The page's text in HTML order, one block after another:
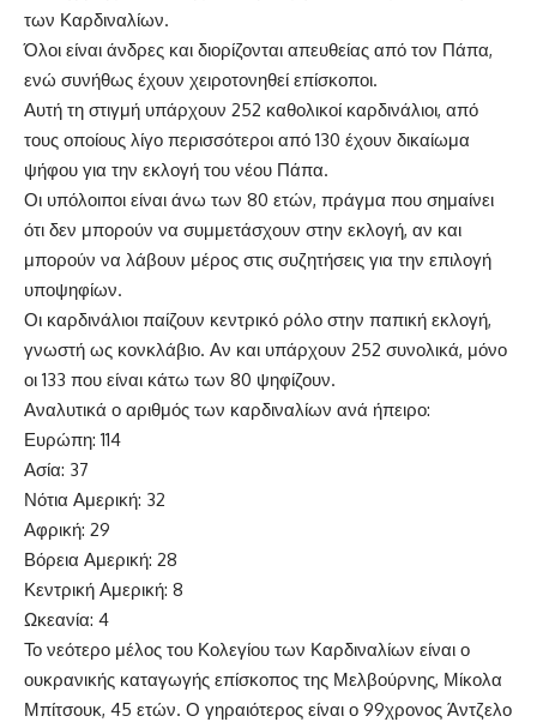
των Καρδιναλίων.
Όλοι είναι άνδρες και διορίζονται απευθείας από τον Πάπα,
ενώ συνήθως έχουν χειροτονηθεί επίσκοποι.
Αυτή τη στιγμή υπάρχουν 252 καθολικοί καρδινάλιοι, από
τους οποίους λίγο περισσότεροι από 130 έχουν δικαίωμα
ψήφου για την εκλογή του νέου Πάπα.
Οι υπόλοιποι είναι άνω των 80 ετών, πράγμα που σημαίνει
ότι δεν μπορούν να συμμετάσχουν στην εκλογή, αν και
μπορούν να λάβουν μέρος στις συζητήσεις για την επιλογή
υποψηφίων.
Οι καρδινάλιοι παίζουν κεντρικό ρόλο στην παπική εκλογή,
γνωστή ως κονκλάβιο. Αν και υπάρχουν 252 συνολικά, μόνο
οι 133 που είναι κάτω των 80 ψηφίζουν.
Αναλυτικά ο αριθμός των καρδιναλίων ανά ήπειρο:
Ευρώπη: 114
Ασία: 37
Νότια Αμερική: 32
Αφρική: 29
Βόρεια Αμερική: 28
Κεντρική Αμερική: 8
Ωκεανία: 4
Το νεότερο μέλος του Κολεγίου των Καρδιναλίων είναι ο
ουκρανικής καταγωγής επίσκοπος της Μελβούρνης, Μίκολα
Μπίτσουκ, 45 ετών. Ο γηραιότερος είναι ο 99χρονος Άντζελο